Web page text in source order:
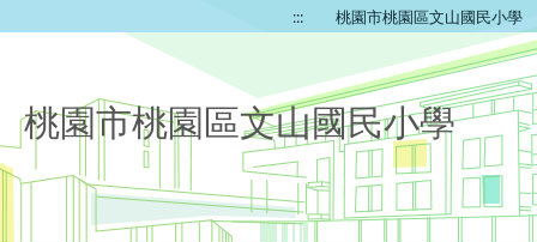
::: 桃園市桃園區文山國民小學
桃園市桃園區文山國民小學